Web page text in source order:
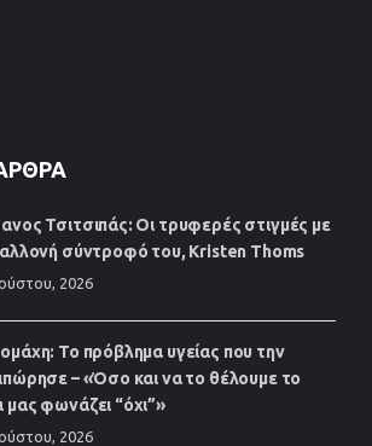
Τσιτσιπάς: Οι τρυφερές στιγμές με
σύντροφό του, Kristen Thoms
2026
Το πρόβλημα υγείας που την
– «Όσο και να το θέλουμε το
φωνάζει “όχι”»
2026